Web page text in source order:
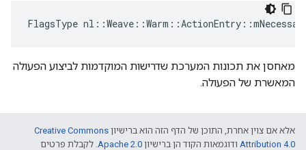
FlagsType
מאחסן את תכונות המערכת שדרישות המוקדמות לביצוע הפעולה
המאשרת של הפעולה.
אלא אם צוין אחרת, התוכן של הדף הזה הוא ברישיון Creative Commons
Attribution 4.0‏ ודוגמאות הקוד הן ברישיון Apache 2.0‏. לקבלת פרטים